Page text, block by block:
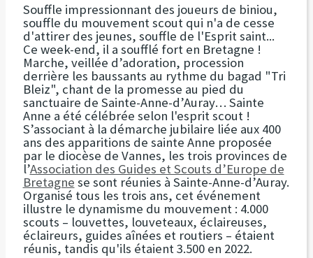
Souffle impressionnant des joueurs de biniou,
souffle du mouvement scout qui n'a de cesse
d'attirer des jeunes, souffle de l'Esprit saint...
Ce week-end, il a soufflé fort en Bretagne !
Marche, veillée d’adoration, procession
derrière les baussants au rythme du bagad "Tri
Bleiz", chant de la promesse au pied du
sanctuaire de Sainte-Anne-d’Auray… Sainte
Anne a été célébrée selon l'esprit scout !
S’associant à la démarche jubilaire liée aux 400
ans des apparitions de sainte Anne proposée
par le diocèse de Vannes, les trois provinces de
l’Association des Guides et Scouts d’Europe de
Bretagne se sont réunies à Sainte-Anne-d’Auray.
Organisé tous les trois ans, cet événement
illustre le dynamisme du mouvement : 4.000
scouts – louvettes, louveteaux, éclaireuses,
éclaireurs, guides aînées et routiers – étaient
réunis, tandis qu'ils étaient 3.500 en 2022.